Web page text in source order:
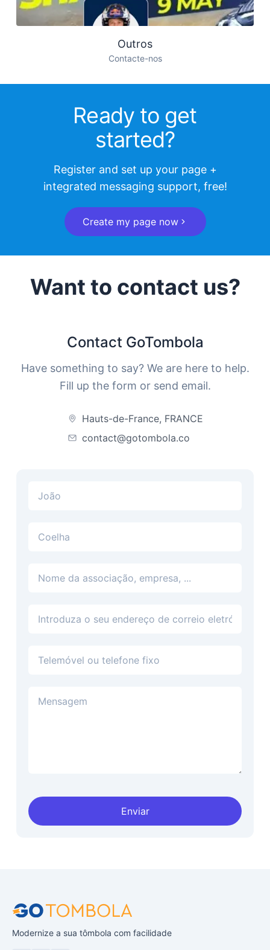
Outros
Contacte-nos
Ready to get
started?
Register and set up your page +
integrated messaging support, free!
Create my page now
Want to contact us?
Contact GoTombola
Have something to say? We are here to help.
Fill up the form or send email.
Hauts-de-France, FRANCE
contact@gotombola.co
Enviar
Modernize a sua tômbola com facilidade